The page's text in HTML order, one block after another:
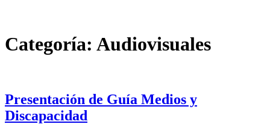
Categoría: Audiovisuales
Presentación de Guía Medios y
Discapacidad